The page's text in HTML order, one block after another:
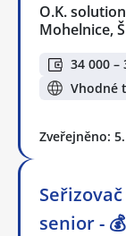
O.K.
Mohelnice,
34 000 –
Vhodné
Zveřejněno:
senior -